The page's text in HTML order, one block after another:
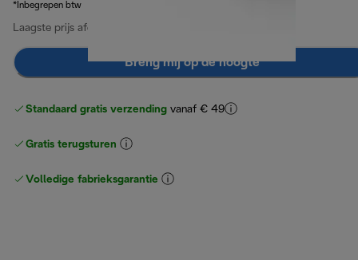
*Inbegrepen btw
Laagste prijs afgelopen 30 dagen
Breng mij op de hoogte
Standaard gratis verzending vanaf € 49
Gratis terugsturen
Volledige fabrieksgarantie